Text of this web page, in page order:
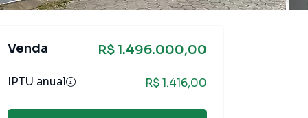
Venda R$ 1.496.000,00
IPTU anual R$ 1.416,00